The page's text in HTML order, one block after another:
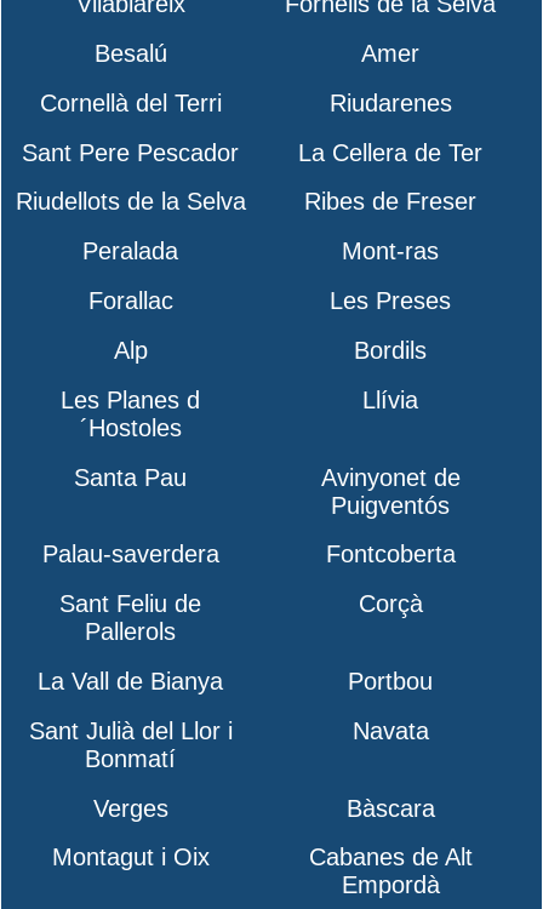
Besalú
Amer
Cornellà del Terri
Riudarenes
Sant Pere Pescador
La Cellera de Ter
Riudellots de la Selva
Ribes de Freser
Peralada
Mont-ras
Forallac
Les Preses
Alp
Bordils
Les Planes d
´Hostoles
Llívia
Santa Pau
Avinyonet de
Puigventós
Palau-saverdera
Fontcoberta
Sant Feliu de
Pallerols
Corçà
La Vall de Bianya
Portbou
Sant Julià del Llor i
Bonmatí
Navata
Verges
Bàscara
Montagut i Oix
Cabanes de Alt
Empordà